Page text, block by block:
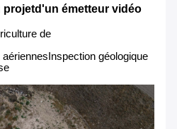
projetd'un émetteur vidéo
de
Inspection géologique